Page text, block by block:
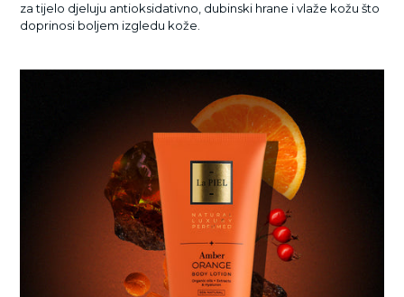
za tijelo djeluju antioksidativno, dubinski hrane i vlaže kožu što
doprinosi boljem izgledu kože.